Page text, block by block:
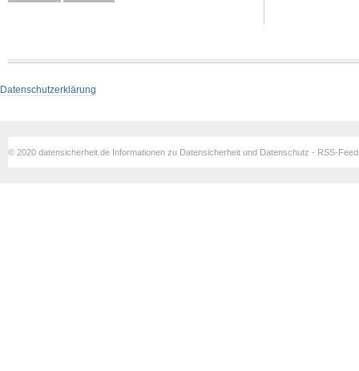
Datenschutzerklärung
© 2020 datensicherheit.de Informationen zu Datensicherheit und Datenschutz - RSS-